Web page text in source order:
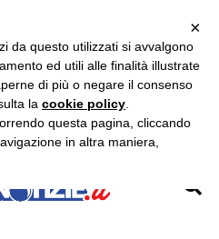
×
da questo utilizzati si avvalgono
ed utili alle finalità illustrate
di più o negare il consenso
la cookie policy
questa pagina, cliccando
in altra maniera,